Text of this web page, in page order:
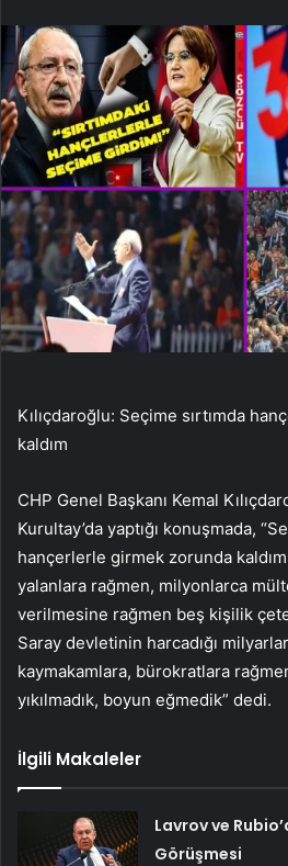
Kılıçdaroğlu: Seçime sırtımda
kaldım
CHP Genel Başkanı Kemal
Kurultay’da yaptığı konuşmada,
hançerlerle girmek zorunda
yalanlara rağmen, milyonlarca
verilmesine rağmen beş kişilik
Saray devletinin harcadığı
kaymakamlara, bürokratlara
yıkılmadık, boyun eğmedik” dedi.
İlgili Makaleler
Lavrov ve
Görüşmesi